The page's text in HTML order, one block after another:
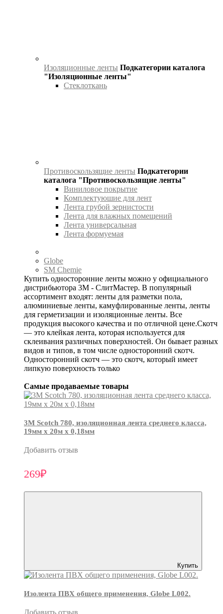
Изоляционные ленты Подкатегории каталога
"Изоляционные ленты"
Стеклоткань
Противоскользящие ленты Подкатегории
каталога "Противоскользящие ленты"
Виниловое покрытие
Комплектуюшие для лент
Лента грубой зернистости
Лента для влажных помещений
Лента универсальная
Лента формуемая
Globe
SM Chemie
Купить односторонние ленты можно у официального
дистрибьютора 3М - СлитМастер. В популярный
ассортимент входят: ленты для разметки пола,
алюминиевые ленты, камуфлированные ленты, ленты
для герметизации и изоляционные ленты. Все
продукция высокого качества и по отличной цене.Скотч
— это клейкая лента, которая используется для
склеивания различных поверхностей. Он бывает разных
видов и типов, в том числе односторонний скотч.
Односторонний скотч — это скотч, который имеет
липкую поверхность только
Самые продаваемые товары
3М Scotch 780, изоляционная лента среднего класса,
19мм х 20м х 0,18мм
Добавить отзыв
269₽
Купить
Изолента ПВХ общего применения, Globe L002.
Добавить отзыв